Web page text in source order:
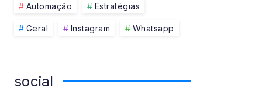
Automação Estratégias
Geral Instagram Whatsapp
social